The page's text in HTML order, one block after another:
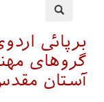
برپائی
گروهای
آستان